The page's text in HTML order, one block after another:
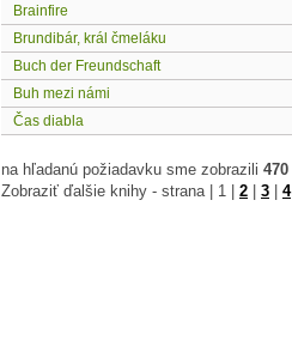
Brainfire
Brundibár, král čmeláku
Buch der Freundschaft
Buh mezi námi
Čas diabla
na hľadanú požiadavku sme zobrazili
Zobraziť ďalšie knihy - strana | 1 2 3 4